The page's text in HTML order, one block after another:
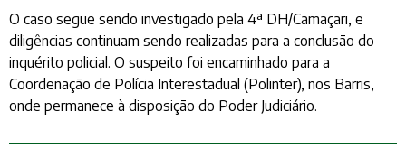
O caso segue sendo investigado pela 4ª DH/Camaçari, e
diligências continuam sendo realizadas para a conclusão do
inquérito policial. O suspeito foi encaminhado para a
Coordenação de Polícia Interestadual (Polinter), nos Barris,
onde permanece à disposição do Poder Judiciário.